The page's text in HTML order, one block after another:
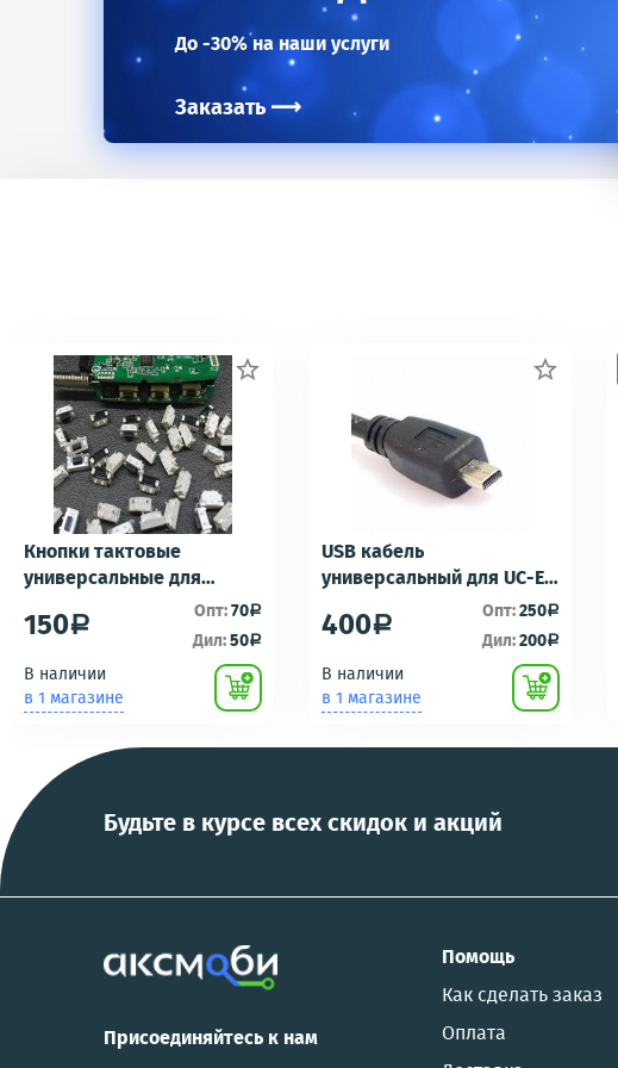
До -30% на наши услуги
Заказать⟶

Кнопки тактовые
универсальные для
сигнализаций (кнопки,
ключи) Scher-Khan,
Tomahawk, Pandora, KGB,
Pantera, Alligator и другие
150a Опт:70a
Дил:50a
В наличии
в 1 магазине

USB кабель
универсальный для UC-E6
UC-E16 UC-E17 зарядка/
подключению к пк для
NIKON/SONY COOL
PIX/PANASONIC/OLYMPUS
400a Опт:250a
Дил:200a
В наличии
в 1 магазине
Будьте в курсе всех скидок и акций
Присоединяйтесь к нам
Помощь
Как сделать заказ
Оплата